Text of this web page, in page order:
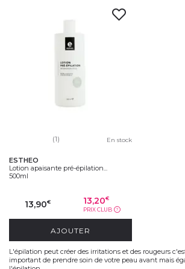
(1) En stock
ESTHEO
Lotion apaisante pré-épilation...
500ml
13,90€ 13,20€
PRIX CLUB ?
AJOUTER
L'épilation peut créer des irritations et des rougeurs
important de prendre soin de votre peau avant mais